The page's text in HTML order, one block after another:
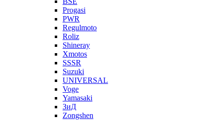
Progasi
PWR
Regulmoto
Roliz
Shineray
Xmotos
SSSR
Suzuki
UNIVERSAL
Voge
Yamasaki
ЗиД
Zongshen